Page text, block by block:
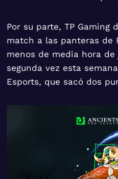
Por su parte, TP Gaming
match a las panteras de
menos de media hora de
segunda vez esta
Esports, que sacó dos